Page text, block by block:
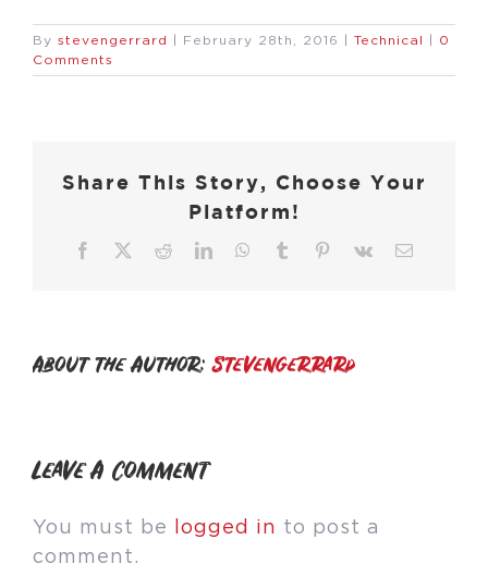
By stevengerrard February 28th, 2016 Technical
0
Comments
Share This Story, Choose Your
Platform!
Facebook Reddit LinkedInWhatsApp
TumblrPinterest
Vk
About the Author:stevengerrard
Leave A Comment
You must be logged in to post a
comment.